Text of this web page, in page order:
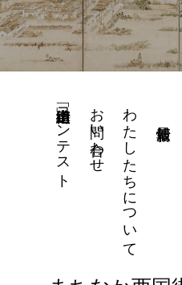
わたしたちについて
お問い合わせ
街道山車「街道絵」コンテスト